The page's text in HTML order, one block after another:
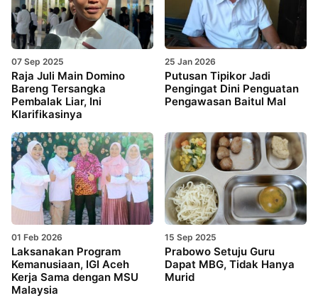
07 Sep 2025
Raja Juli Main Domino
Bareng Tersangka
Pembalak Liar, Ini
Klarifikasinya
25 Jan 2026
Putusan Tipikor Jadi
Pengingat Dini Penguatan
Pengawasan Baitul Mal
01 Feb 2026
Laksanakan Program
Kemanusiaan, IGI Aceh
Kerja Sama dengan MSU
Malaysia
15 Sep 2025
Prabowo Setuju Guru
Dapat MBG, Tidak Hanya
Murid